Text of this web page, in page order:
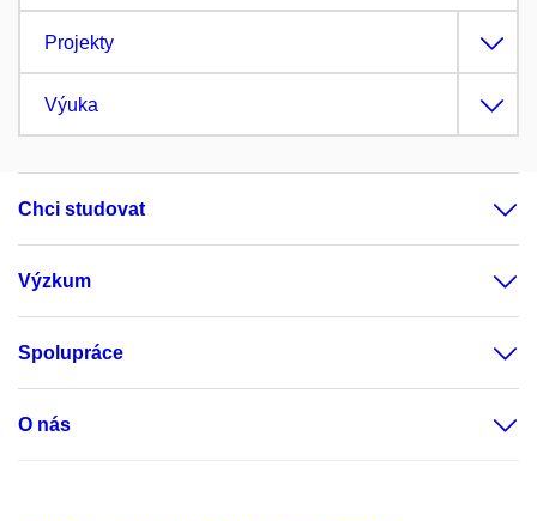
Projekty
Výuka
Chci studovat
Výzkum
Spolupráce
O nás